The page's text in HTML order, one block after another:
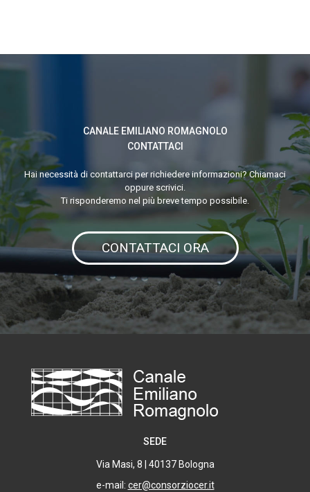
il
progetto
europeo
FIGARO
tappa
a
Bologna
CANALE EMILIANO ROMAGNOLO
CONTATTACI
Hai necessità di contattarci per richiedere informazioni? Chiamaci
oppure scrivici.
Ti risponderemo nel più breve tempo possibile.
CONTATTACI ORA
SEDE
Via Masi, 8 | 40137 Bologna
e-mail: cer@consorziocer.it